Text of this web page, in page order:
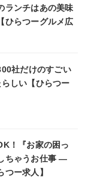
ランチはあの美味
ひらつーグルメ広
社だけのすごい
しい【ひらつー
！『お家の困っ
ちゃうお仕事 ―
ー求人】